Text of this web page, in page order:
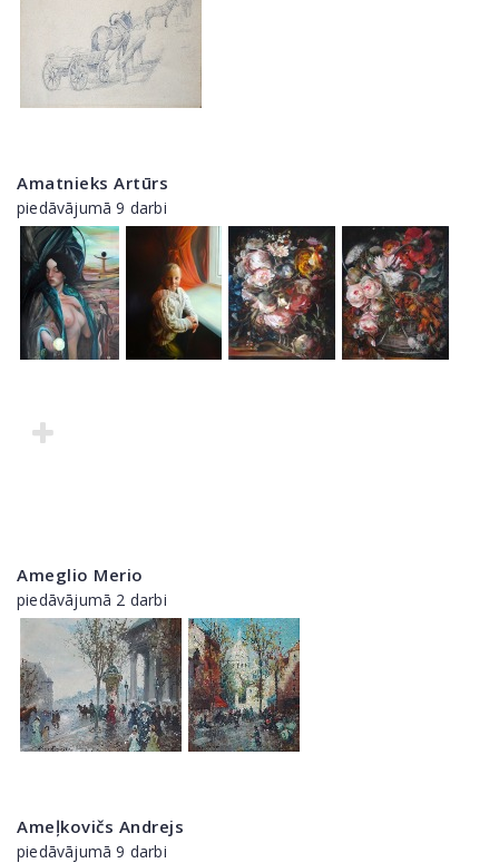
Amatnieks Artūrs
piedāvājumā 9 darbi
Ameglio Merio
piedāvājumā 2 darbi
Ameļkovičs Andrejs
piedāvājumā 9 darbi